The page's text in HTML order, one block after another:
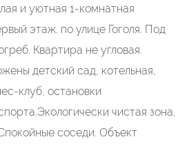
и уютная 1-комнатная
этаж. по улице Гоголя. Под
Квартира не угловая.
детский сад, котельная,
клуб, остановки
чистая зона,
соседи. Объект